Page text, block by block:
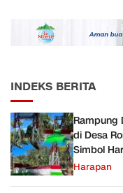
JMD dan JMF
INDEKS BERITA
Rampung
di Desa
Simbol
Harapan